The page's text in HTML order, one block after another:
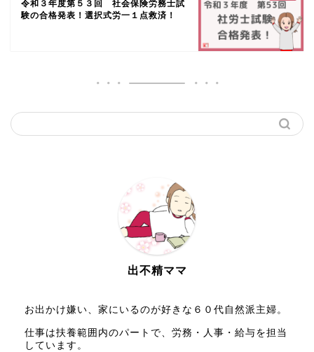
令和３年度第５３回 社会保険労務士試
験の合格発表！選択式労一１点救済！
出不精ママ
お出かけ嫌い、家にいるのが好きな６０代自然派主婦。
仕事は扶養範囲内のパートで、労務・人事・給与を担当
しています。